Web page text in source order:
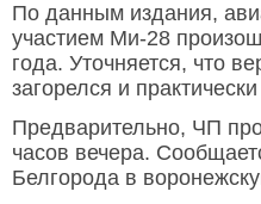
По данным издания,
участием Ми-28
года. Уточняется, что
загорелся и
Предварительно, ЧП
часов вечера.
Белгорода в